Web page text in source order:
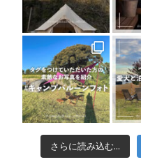
さらに読み込む...